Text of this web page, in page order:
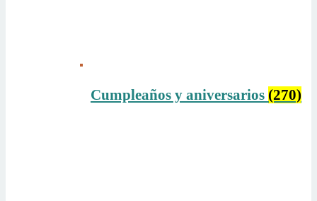
Cumpleaños y aniversarios (270)